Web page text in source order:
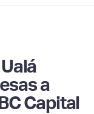
a
Capital